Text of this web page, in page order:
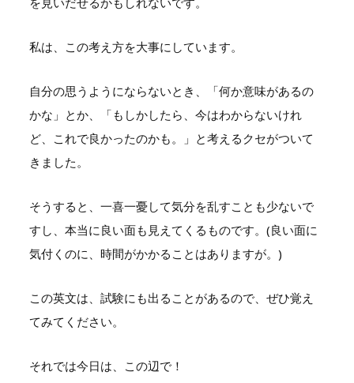
私は、この考え方を大事にしています。
自分の思うようにならないとき、「何か意味があるの
かな」とか、「もしかしたら、今はわからないけれ
ど、これで良かったのかも。」と考えるクセがついて
きました。
そうすると、一喜一憂して気分を乱すことも少ないで
すし、本当に良い面も見えてくるものです。(良い面に
気付くのに、時間がかかることはありますが。)
この英文は、試験にも出ることがあるので、ぜひ覚え
てみてください。
それでは今日は、この辺で！